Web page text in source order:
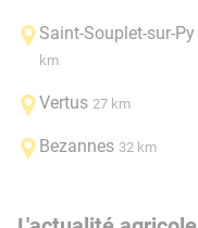
Saint-Souplet-sur-Py
km
Vertus 27 km
Bezannes 32 km